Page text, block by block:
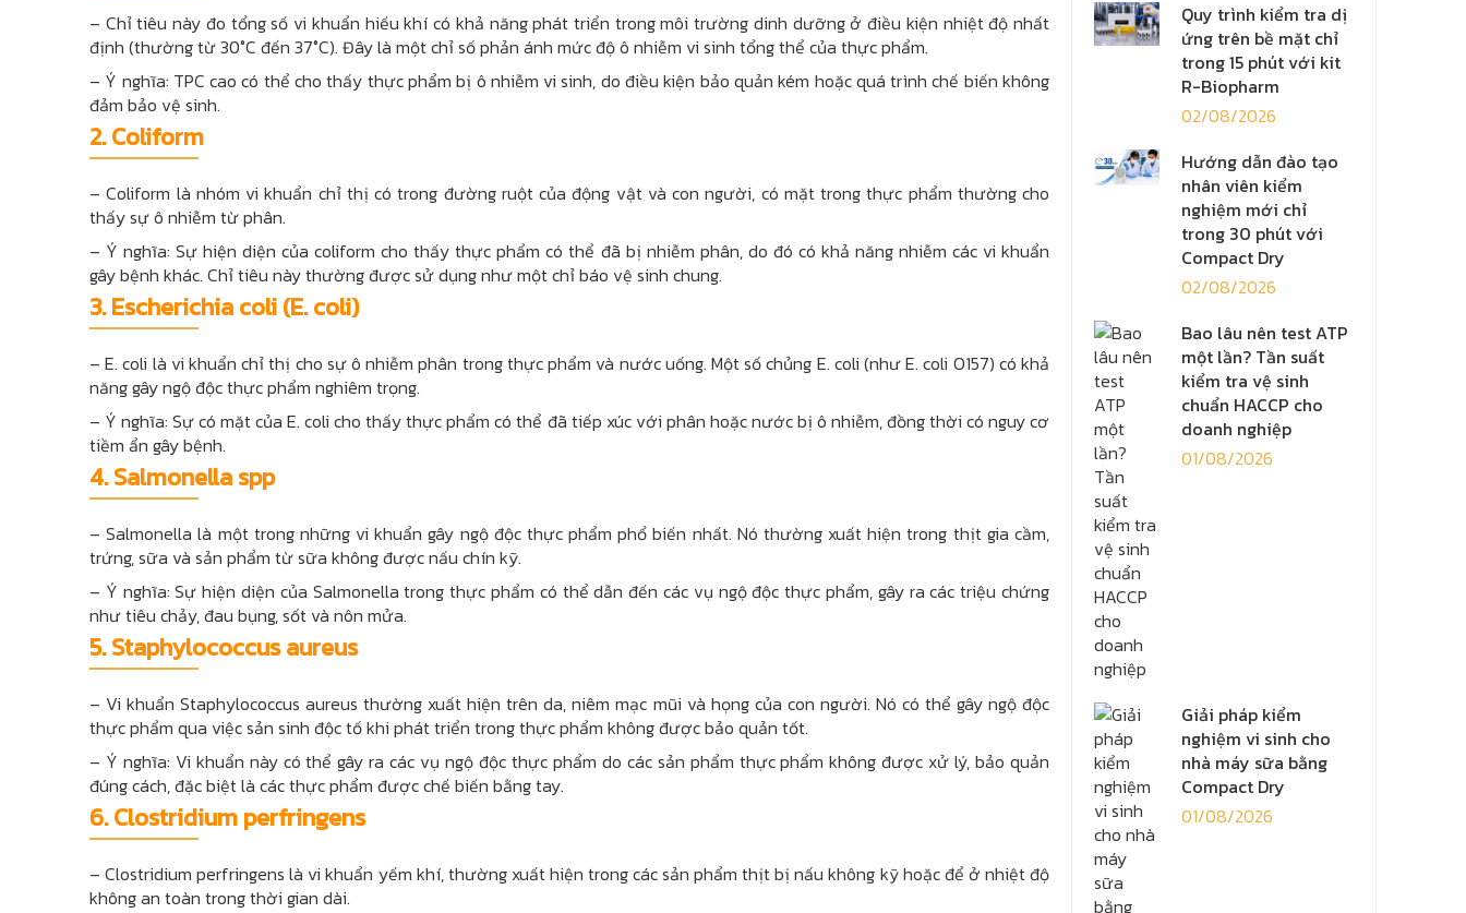
– Chỉ tiêu này đo tổng số vi khuẩn hiếu khí có khả năng phát triển trong môi trường dinh dưỡng ở điều kiện nhiệt độ nhất
định (thường từ 30°C đến 37°C). Đây là một chỉ số phản ánh mức độ ô nhiễm vi sinh tổng thể của thực phẩm.
– Ý nghĩa: TPC cao có thể cho thấy thực phẩm bị ô nhiễm vi sinh, do điều kiện bảo quản kém hoặc quá trình chế biến không
đảm bảo vệ sinh.
2.Coliform
– Coliform là nhóm vi khuẩn chỉ thị có trong đường ruột của động vật và con người, có mặt trong thực phẩm thường cho
thấy sự ô nhiễm từ phân.
– Ý nghĩa: Sự hiện diện của coliform cho thấy thực phẩm có thể đã bị nhiễm phân, do đó có khả năng nhiễm các vi khuẩn
gây bệnh khác. Chỉ tiêu này thường được sử dụng như một chỉ báo vệ sinh chung.
3. Escherichia coli (E. coli)
– E. coli là vi khuẩn chỉ thị cho sự ô nhiễm phân trong thực phẩm và nước uống. Một số chủng E. coli (như E. coli O157) có khả
năng gây ngộ độc thực phẩm nghiêm trọng.
– Ý nghĩa: Sự có mặt của E. coli cho thấy thực phẩm có thể đã tiếp xúc với phân hoặc nước bị ô nhiễm, đồng thời có nguy cơ
tiềm ẩn gây bệnh.
4.Salmonella spp
– Salmonella là một trong những vi khuẩn gây ngộ độc thực phẩm phổ biến nhất. Nó thường xuất hiện trong thịt gia cầm,
trứng, sữa và sản phẩm từ sữa không được nấu chín kỹ.
– Ý nghĩa: Sự hiện diện của Salmonella trong thực phẩm có thể dẫn đến các vụ ngộ độc thực phẩm, gây ra các triệu chứng
như tiêu chảy, đau bụng, sốt và nôn mửa.
5.Staphylococcus aureus
– Vi khuẩn Staphylococcus aureus thường xuất hiện trên da, niêm mạc mũi và họng của con người. Nó có thể gây ngộ độc
thực phẩm qua việc sản sinh độc tố khi phát triển trong thực phẩm không được bảo quản tốt.
– Ý nghĩa: Vi khuẩn này có thể gây ra các vụ ngộ độc thực phẩm do các sản phẩm thực phẩm không được xử lý, bảo quản
đúng cách, đặc biệt là các thực phẩm được chế biến bằng tay.
6.Clostridium perfringens
– Clostridium perfringens là vi khuẩn yếm khí, thường xuất hiện trong các sản phẩm thịt bị nấu không kỹ hoặc để ở nhiệt độ
không an toàn trong thời gian dài.
Quy trình kiểm tra dị
ứng trên bề mặt chỉ
trong 15 phút với kit
R-Biopharm
02/08/2026
Hướng dẫn đào tạo
nhân viên kiểm
nghiệm mới chỉ
trong 30 phút với
Compact Dry
02/08/2026
Bao lâu nên test ATP
một lần? Tần suất
kiểm tra vệ sinh
chuẩn HACCP cho
doanh nghiệp
01/08/2026
Giải pháp kiểm
nghiệm vi sinh cho
nhà máy sữa bằng
Compact Dry
01/08/2026